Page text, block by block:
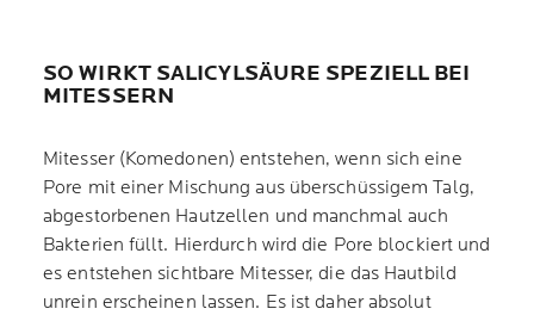
SO WIRKT SALICYLSÄURE SPEZIELL BEI
MITESSERN
Mitesser (Komedonen) entstehen, wenn sich eine
Pore mit einer Mischung aus überschüssigem Talg,
abgestorbenen Hautzellen und manchmal auch
Bakterien füllt. Hierdurch wird die Pore blockiert und
es entstehen sichtbare Mitesser, die das Hautbild
unrein erscheinen lassen. Es ist daher absolut